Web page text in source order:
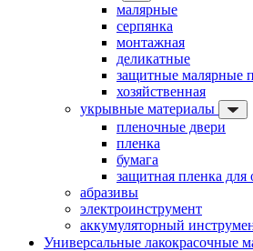
малярные
серпянка
монтажная
деликатные
защитные малярные
хозяйственная
укрывные материалы
пленочные двери
пленка
бумага
защитная пленка для
абразивы
электроинструмент
аккумуляторный
Универсальные лакокрасочные